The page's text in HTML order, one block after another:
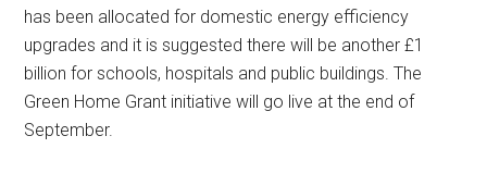
has been allocated for domestic energy efficiency
upgrades and it is suggested there will be another £1
billion for schools, hospitals and public buildings. The
Green Home Grant initiative will go live at the end of
September.